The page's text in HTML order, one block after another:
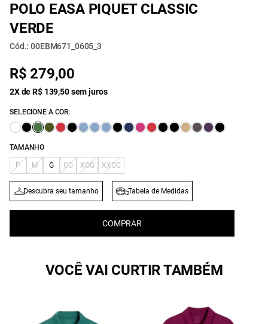
POLO EASA PIQUET CLASSIC
VERDE
Cód.: 00EBM671_0605_3
R$ 279,00
2X de R$ 139,50 sem juros
SELECIONE A COR:
TAMANHO
P M G GG XGG XXGG
Descubra seu tamanho Tabela de Medidas
COMPRAR
VOCÊ VAI CURTIR TAMBÉM